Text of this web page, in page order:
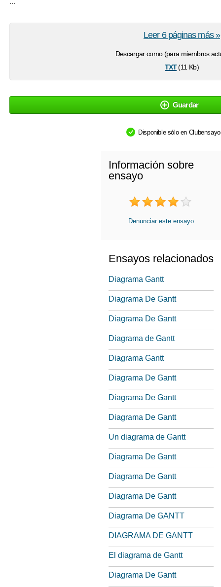
Descargar como (para miembros
txt(11 Kb)
Leer 6 páginas más »
Guardar
Disponible sólo en
Información sobre
ensayo
Denunciar este ensayo
Ensayos relacionados
Diagrama Gantt
Diagrama De Gantt
Diagrama De Gantt
Diagrama de Gantt
Diagrama Gantt
Diagrama De Gantt
Diagrama De Gantt
Diagrama De Gantt
Un diagrama de Gantt
Diagrama De Gantt
Diagrama De Gantt
Diagrama De Gantt
Diagrama De GANTT
DIAGRAMA DE GANTT
El diagrama de Gantt
Diagrama De Gantt